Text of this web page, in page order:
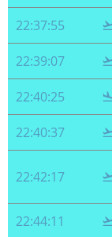
22:37:55
22:39:07
22:40:25 
22:40:37
22:42:17
22:44:11